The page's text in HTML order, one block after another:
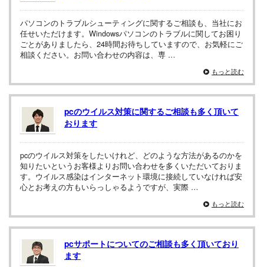
パソコンのトラブルシューティングに関するご相談も、当社にお
任せいただけます。Windowsパソコンのトラブルに関してお困り
ごとがありましたら、24時間お待ちしていますので、お気軽にご
相談ください。お問い合わせの内容は、専 …
もっと読む
pcのウイルス対策に関するご相談も多く頂いて
おります
pcのウイルス対策をしたいけれど、どのような方法があるのかを
知りたいというお客様よりお問い合わせを多くいただいておりま
す。ウイルス感染はインターネット環境に接続していなければ安
心とお考えの方もいらっしゃるようですが、実際 …
もっと読む
pcサポートについてのご相談も多く頂いており
ます